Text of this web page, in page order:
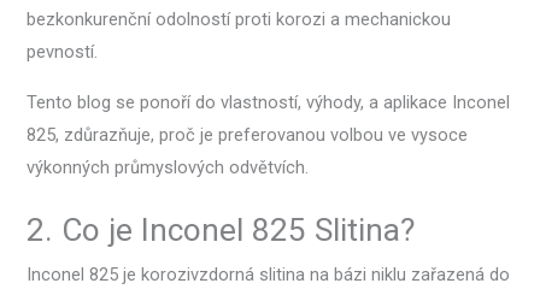
bezkonkurenční odolností proti korozi a mechanickou
pevností.
Tento blog se ponoří do vlastností, výhody, a aplikace Inconel
825, zdůrazňuje, proč je preferovanou volbou ve vysoce
výkonných průmyslových odvětvích.
2. Co je Inconel 825 Slitina?
Inconel 825 je korozivzdorná slitina na bázi niklu zařazená do